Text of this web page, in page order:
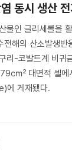
동시 생산
인 글리세롤을
해의 산소발생반
리-코발트계 비귀
㎠ 대면적 셀에
에 게재됐다.